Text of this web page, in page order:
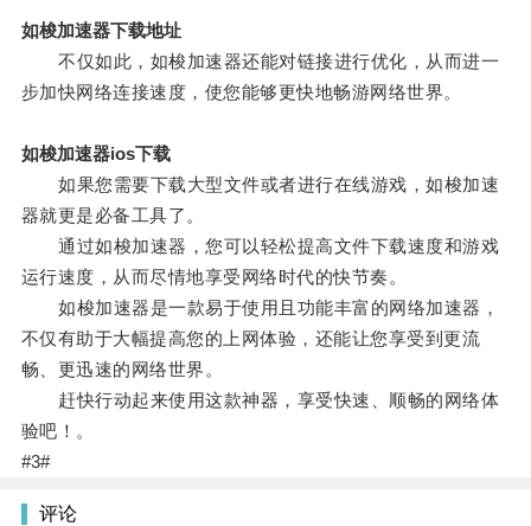
如梭加速器下载地址
不仅如此，如梭加速器还能对链接进行优化，从而进一
步加快网络连接速度，使您能够更快地畅游网络世界。
如梭加速器ios下载
如果您需要下载大型文件或者进行在线游戏，如梭加速
器就更是必备工具了。
通过如梭加速器，您可以轻松提高文件下载速度和游戏
运行速度，从而尽情地享受网络时代的快节奏。
如梭加速器是一款易于使用且功能丰富的网络加速器，
不仅有助于大幅提高您的上网体验，还能让您享受到更流
畅、更迅速的网络世界。
赶快行动起来使用这款神器，享受快速、顺畅的网络体
验吧！。
#3#
评论